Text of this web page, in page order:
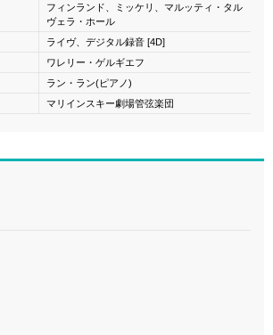
フィンランド、ミッケリ、マルッティ・タル
ヴェラ・ホール
ライヴ、デジタル録音 [4D]
ワレリー・ゲルギエフ
ラン・ラン(ピアノ)
マリインスキー劇場管弦楽団